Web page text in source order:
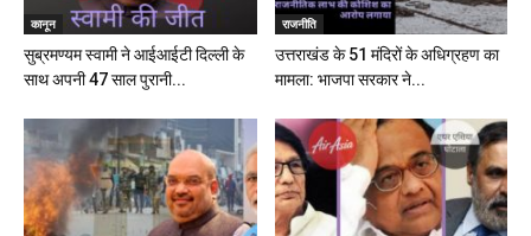
कानून
सुब्रमण्यम स्वामी ने आईआईटी दिल्ली के
साथ अपनी 47 साल पुरानी...
राजनीति
उत्तराखंड के 51 मंदिरों के अधिग्रहण का
मामला: भाजपा सरकार ने...